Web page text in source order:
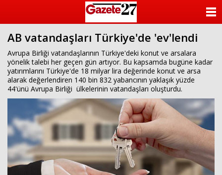
AB vatandaşları Türkiye'de 'ev'lendi
Avrupa Birliği vatandaşlarının Türkiye'deki konut ve arsalara
yönelik talebi her geçen gün artıyor. Bu kapsamda bugüne kadar
yatırımlarını Türkiye'de 18 milyar lira değerinde konut ve arsa
alarak değerlendiren 140 bin 832 yabancının yaklaşık yüzde
44'ünü Avrupa Birliği ülkelerinin vatandaşları oluşturdu.
KATEGORİLER
YAZARLAR
ANKETLER
FOTO GALERİ
VİDEO GALERİ
KÜNYE